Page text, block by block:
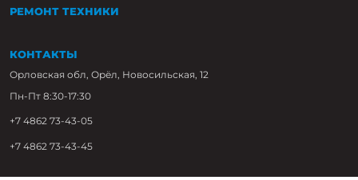
РЕМОНТ ТЕХНИКИ
КОНТАКТЫ
Орловская обл, Орёл, Новосильская, 12
Пн-Пт 8:30-17:30
+7 4862 73-43-05
+7 4862 73-43-45